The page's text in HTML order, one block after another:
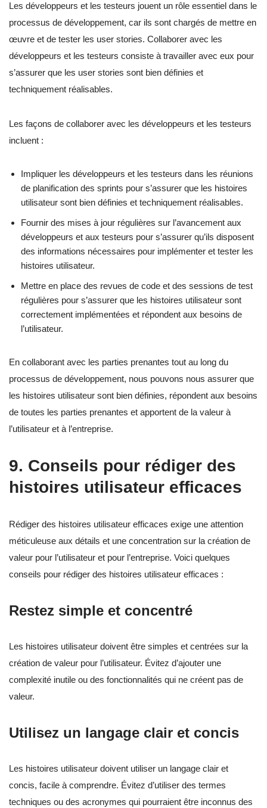
Les développeurs et les testeurs jouent un rôle essentiel dans le
processus de développement, car ils sont chargés de mettre en
œuvre et de tester les user stories. Collaborer avec les
développeurs et les testeurs consiste à travailler avec eux pour
s’assurer que les user stories sont bien définies et
techniquement réalisables.
Les façons de collaborer avec les développeurs et les testeurs
incluent :
Impliquer les développeurs et les testeurs dans les réunions
de planification des sprints pour s’assurer que les histoires
utilisateur sont bien définies et techniquement réalisables.
Fournir des mises à jour régulières sur l’avancement aux
développeurs et aux testeurs pour s’assurer qu’ils disposent
des informations nécessaires pour implémenter et tester les
histoires utilisateur.
Mettre en place des revues de code et des sessions de test
régulières pour s’assurer que les histoires utilisateur sont
correctement implémentées et répondent aux besoins de
l’utilisateur.
En collaborant avec les parties prenantes tout au long du
processus de développement, nous pouvons nous assurer que
les histoires utilisateur sont bien définies, répondent aux besoins
de toutes les parties prenantes et apportent de la valeur à
l’utilisateur et à l’entreprise.
9. Conseils pour rédiger des
histoires utilisateur efficaces
Rédiger des histoires utilisateur efficaces exige une attention
méticuleuse aux détails et une concentration sur la création de
valeur pour l’utilisateur et pour l’entreprise. Voici quelques
conseils pour rédiger des histoires utilisateur efficaces :
Restez simple et concentré
Les histoires utilisateur doivent être simples et centrées sur la
création de valeur pour l’utilisateur. Évitez d’ajouter une
complexité inutile ou des fonctionnalités qui ne créent pas de
valeur.
Utilisez un langage clair et concis
Les histoires utilisateur doivent utiliser un langage clair et
concis, facile à comprendre. Évitez d’utiliser des termes
techniques ou des acronymes qui pourraient être inconnus des